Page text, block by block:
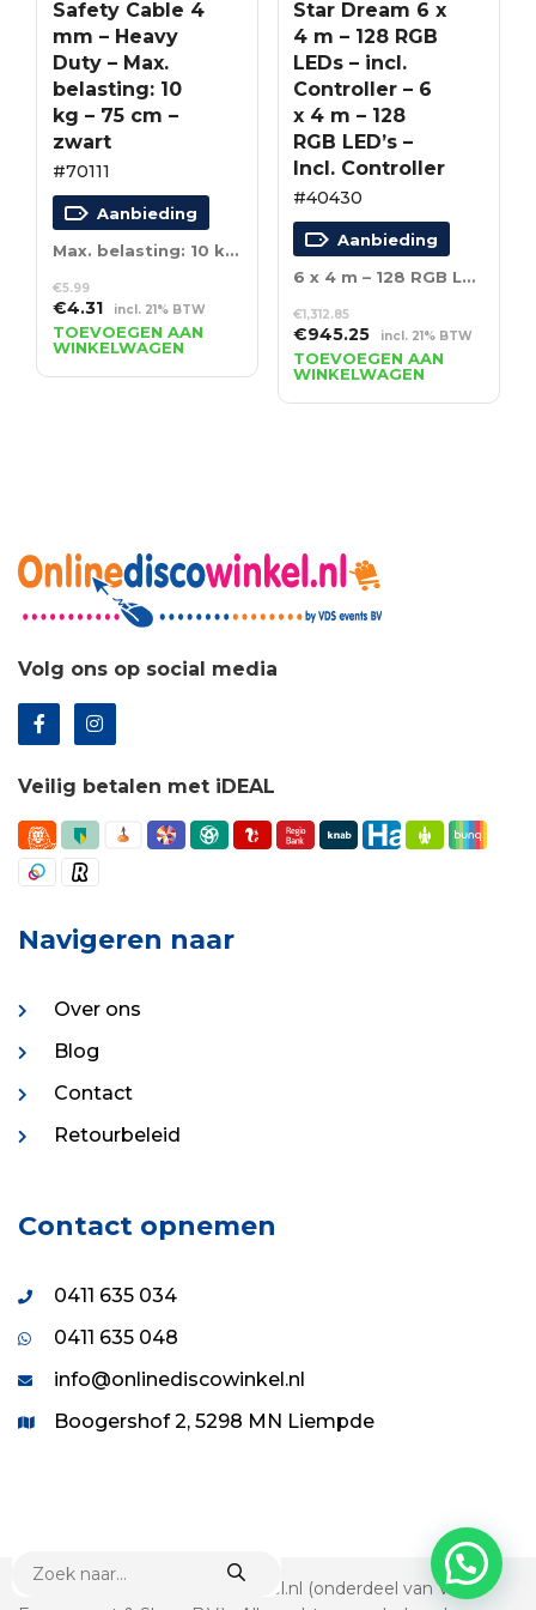
ZOEKEN
Safety Cable 4
mm – Heavy
Duty – Max.
belasting: 10
kg – 75 cm –
zwart
#70111
Aanbieding
Max. belasting: 10 kg – 75 cm – zwart
€5.99
Oorspronkelijke
prijs
was:
€5.99.
€4.31Huidige
prijs
is:
€4.31.
incl. 21% BTW
TOEVOEGEN AAN
WINKELWAGEN
Star Dream 6 x
4 m – 128 RGB
LEDs – incl.
Controller – 6
x 4 m – 128
RGB LED’s –
Incl. Controller
#40430
Aanbieding
6 x 4 m – 128 RGB LED’s – Incl. Controller
€1,312.85
Oorspronkelijke
prijs
was:
€1,312.85.
€945.25Huidige
prijs
is:
€945.25.
incl. 21% BTW
TOEVOEGEN AAN
WINKELWAGEN
Volg ons op social media
Veilig betalen met iDEAL
Navigeren naar
Over ons
Blog
Contact
Retourbeleid
Contact opnemen
0411 635 034
0411 635 048
info@onlinediscowinkel.nl
Boogershof 2, 5298 MN Liempde
© 1995 - 2026 Onlinediscowinkel.nl (onderdeel van VDS